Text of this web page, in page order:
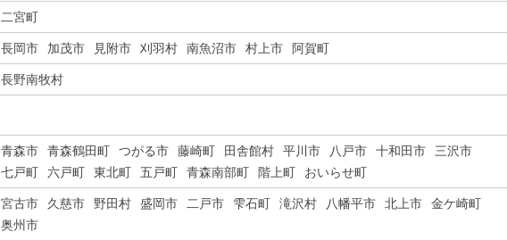
二宮町
長岡市 加茂市 見附市 刈羽村 南魚沼市 村上市 阿賀町
長野南牧村
青森市 青森鶴田町 つがる市 藤崎町 田舎館村 平川市 八戸市 十和田市
三沢市
七戸町
六戸町 東北町 五戸町 青森南部町 階上町 おいらせ町
宮古市 久慈市 野田村 盛岡市 二戸市 雫石町 滝沢村 八幡平市 北上市
金ケ崎町
奥州市